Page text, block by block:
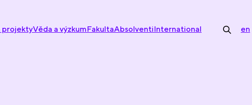
projektyVěda a výzkumFakultaAbsolventiInternational en